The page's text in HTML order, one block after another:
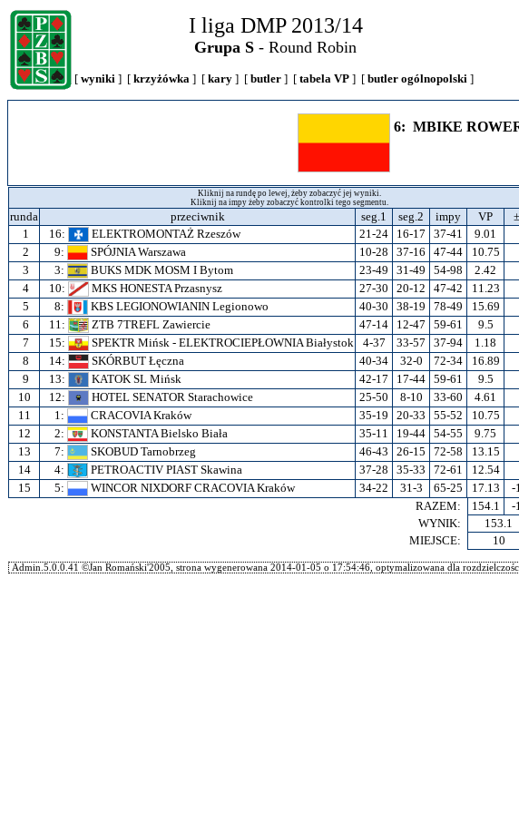
I liga DMP 2013/14
Grupa S - Round Robin
[ wyniki ] [ krzyżówka ] [ kary ] [ butler ] [ tabela VP ] [ butler ogólnopolski ]
6: MBIKE
Kliknij na rundę po lewej, żeby zobaczyć jej wyniki.
Kliknij na impy żeby zobaczyć kontrolki tego segmentu.
runda przeciwnik seg.1 seg.2 impy VP
1
16: ELEKTROMONTAŻ Rzeszów 21-24 16-17 37-41 9.01
2
9: SPÓJNIA Warszawa 10-28 37-16 47-44 10.75
3
3: BUKS MDK MOSM I Bytom 23-49 31-49 54-98 2.42
4
10: MKS HONESTA Przasnysz 27-30 20-12 47-42 11.23
5
8: KBS LEGIONOWIANIN Legionowo 40-30 38-19 78-49 15.69
6
11: ZTB 7TREFL Zawiercie 47-14 12-47 59-61 9.5
7
15: SPEKTR Mińsk - ELEKTROCIEPŁOWNIA Białystok 4-37 33-57 37-94 1.18
8
14: SKÓRBUT Łęczna 40-34 32-0 72-34 16.89
9
13: KATOK SL Mińsk 42-17 17-44 59-61 9.5
10
12: HOTEL SENATOR Starachowice 25-50 8-10 33-60 4.61
11
1: CRACOVIA Kraków 35-19 20-33 55-52 10.75
12
2: KONSTANTA Bielsko Biała 35-11 19-44 54-55 9.75
13
7: SKOBUD Tarnobrzeg 46-43 26-15 72-58 13.15
14
4: PETROACTIV PIAST Skawina 37-28 35-33 72-61 12.54
15
5: WINCOR NIXDORF CRACOVIA Kraków 34-22 31-3 65-25 17.13 -
RAZEM:
154.1
-
WYNIK:
153.1
MIEJSCE:
10
Admin.5.0.0.41 ©Jan Romański'2005, strona wygenerowana 2014-01-05 o 17:54:46, optymalizowana dla